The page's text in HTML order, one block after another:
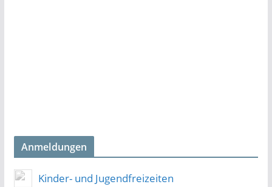
Anmeldungen
Kinder- und Jugendfreizeiten